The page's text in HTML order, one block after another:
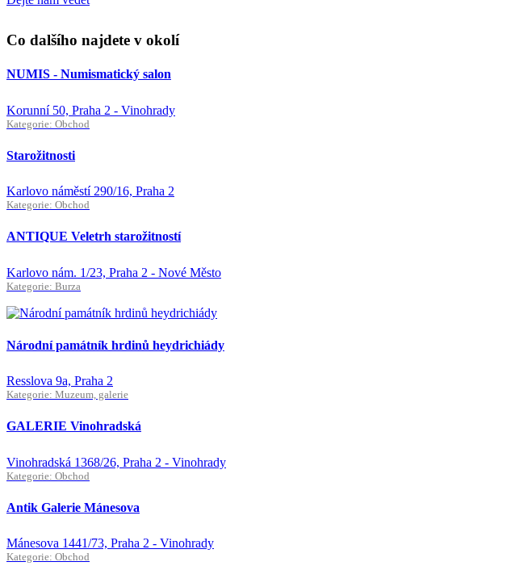
Co dalšího najdete v okolí
NUMIS - Numismatický salon
Korunní 50, Praha 2 - Vinohrady
Kategorie: Obchod
Starožitnosti
Karlovo náměstí 290/16, Praha 2
Kategorie: Obchod
ANTIQUE Veletrh starožitností
Karlovo nám. 1/23, Praha 2 - Nové Město
Kategorie: Burza
Národní památník hrdinů heydrichiády
Resslova 9a, Praha 2
Kategorie: Muzeum, galerie
GALERIE Vinohradská
Vinohradská 1368/26, Praha 2 - Vinohrady
Kategorie: Obchod
Antik Galerie Mánesova
Mánesova 1441/73, Praha 2 - Vinohrady
Kategorie: Obchod